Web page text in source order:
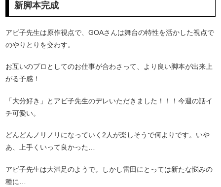
新脚本完成
アビ子先生は原作視点で、GOAさんは舞台の特性を活かした視点で
のやりとりを交わす。
お互いのプロとしてのお仕事が合わさって、より良い脚本が出来上
がる予感！
「大分好き」とアビ子先生のデレいただきました！！！今週の話イ
チ可愛い。
どんどんノリノリになっていく2人が楽しそうで何よりです。いや
あ、上手くいって良かった…
アビ子先生は大満足のようで。しかし雷田にとっては新たな悩みの
種に…